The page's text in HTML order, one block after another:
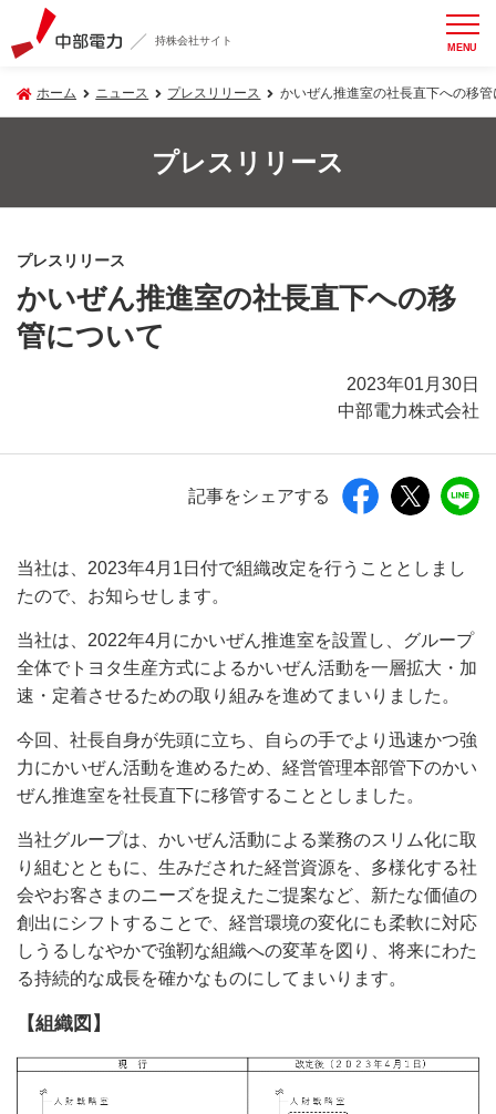
持株会社サイト MENU
ホーム ニュース プレスリリース かいぜん推進室の社長直下への移管
プレスリリース
プレスリリース
かいぜん推進室の社長直下への移
管について
2023年01月30日
中部電力株式会社
記事をシェアする
当社は、2023年4月1日付で組織改定を行うこととしまし
たので、お知らせします。
当社は、2022年4月にかいぜん推進室を設置し、グループ
全体でトヨタ生産方式によるかいぜん活動を一層拡大・加
速・定着させるための取り組みを進めてまいりました。
今回、社長自身が先頭に立ち、自らの手でより迅速かつ強
力にかいぜん活動を進めるため、経営管理本部管下のかい
ぜん推進室を社長直下に移管することとしました。
当社グループは、かいぜん活動による業務のスリム化に取
り組むとともに、生みだされた経営資源を、多様化する社
会やお客さまのニーズを捉えたご提案など、新たな価値の
創出にシフトすることで、経営環境の変化にも柔軟に対応
しうるしなやかで強靭な組織への変革を図り、将来にわた
る持続的な成長を確かなものにしてまいります。
【組織図】